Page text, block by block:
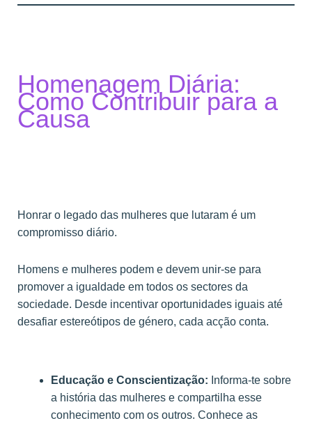
Homenagem Diária:
Como Contribuir para a
Causa
Honrar o legado das mulheres que lutaram é um
compromisso diário.
Homens e mulheres podem e devem unir-se para
promover a igualdade em todos os sectores da
sociedade. Desde incentivar oportunidades iguais até
desafiar estereótipos de género, cada acção conta.
Educação e Conscientização: Informa-te sobre
a história das mulheres e compartilha esse
conhecimento com os outros. Conhece as